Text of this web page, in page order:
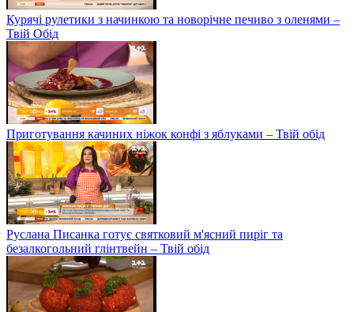
Курячі рулетики з начинкою та новорічне печиво з оленями –
Твій Обід
Приготування качиних ніжок конфі з яблуками – Твій обід
Руслана Писанка готує святковий м'ясний пиріг та
безалкогольний глінтвейн – Твій обід